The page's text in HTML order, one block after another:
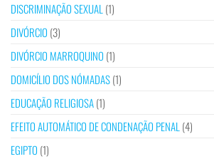
DISCRIMINAÇÃO SEXUAL (1)
DIVÓRCIO (3)
DIVÓRCIO MARROQUINO (1)
DOMICÍLIO DOS NÓMADAS(1)
EDUCAÇÃO RELIGIOSA(1)
EFEITO AUTOMÁTICO DE CONDENAÇÃO PENAL (4)
EGIPTO (1)